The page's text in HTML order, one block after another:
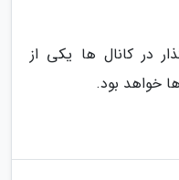
در کانال ها یکی از
خواهد بود.